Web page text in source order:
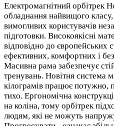
Електромагнітний орбітрек
обладнання найвищого
вимогливих користувачів
підготовки. Високоякісні
відповідно до європейських
ефективних, комфортних і
Масивна рама забезпечує
тренувань. Новітня система
кілограмів працює потужно,
тихо. Ергономічна
на коліна, тому орбітрек
людям, які не можуть